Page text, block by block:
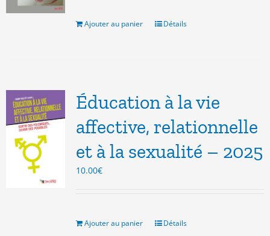
Ajouter au panier Détails
Éducation à la vie
affective, relationnelle
et à la sexualité – 2025
10.00€
Ajouter au panier Détails